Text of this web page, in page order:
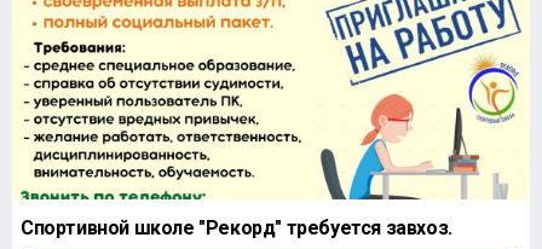
Спортивной школе "Рекорд" требуется завхоз.